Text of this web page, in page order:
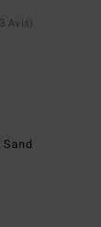
Avis)
Sand